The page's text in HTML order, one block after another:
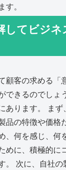
す。
してビジ
顧客の求める「
できるのでしょ
あります。 ま
品の特徴や価格
、何を感じ、何
めに、積極的に
。 次に、自社